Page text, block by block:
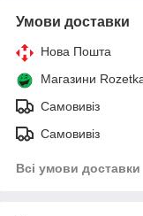
Умови доставки
Нова Пошта
Магазини
Самовивіз
Самовивіз
Всі умови доставки